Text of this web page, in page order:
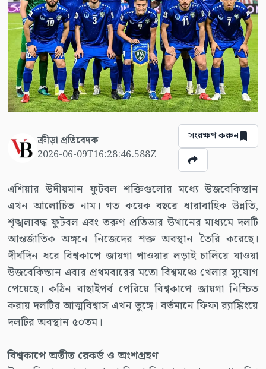
ক্রীড়া প্রতিবেদক
2026-06-09T16:28:46.588Z
সংরক্ষণ করুন
এশিয়ার উদীয়মান ফুটবল শক্তিগুলোর মধ্যে উজবেকিস্তান
এখন আলোচিত নাম। গত কয়েক বছরে ধারাবাহিক উন্নতি,
শৃঙ্খলাবদ্ধ ফুটবল এবং তরুণ প্রতিভার উত্থানের মাধ্যমে দলটি
আন্তর্জাতিক অঙ্গনে নিজেদের শক্ত অবস্থান তৈরি করেছে।
দীর্ঘদিন ধরে বিশ্বকাপে জায়গা পাওয়ার লড়াই চালিয়ে যাওয়া
উজবেকিস্তান এবার প্রথমবারের মতো বিশ্বমঞ্চে খেলার সুযোগ
পেয়েছে। কঠিন বাছাইপর্ব পেরিয়ে বিশ্বকাপে জায়গা নিশ্চিত
করায় দলটির আত্মবিশ্বাস এখন তুঙ্গে। বর্তমানে ফিফা র‌্যাঙ্কিংয়ে
দলটির অবস্থান ৫০তম।
বিশ্বকাপে অতীত রেকর্ড ও অংশগ্রহণ